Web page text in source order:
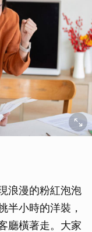
浪漫的粉紅泡泡
半小時的洋裝，
廳橫著走。大家